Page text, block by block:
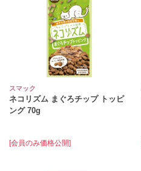
スマック
ネコリズム まぐろチップ トッピ
ング 70g
[会員のみ価格公開]